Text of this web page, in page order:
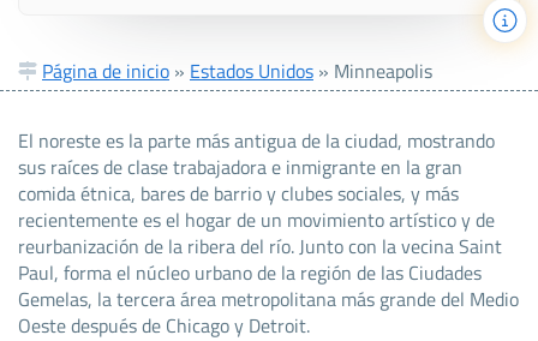
Página de inicio » Estados Unidos » Minneapolis
El noreste es la parte más antigua de la ciudad, mostrando
sus raíces de clase trabajadora e inmigrante en la gran
comida étnica, bares de barrio y clubes sociales, y más
recientemente es el hogar de un movimiento artístico y de
reurbanización de la ribera del río. Junto con la vecina Saint
Paul, forma el núcleo urbano de la región de las Ciudades
Gemelas, la tercera área metropolitana más grande del Medio
Oeste después de Chicago y Detroit.